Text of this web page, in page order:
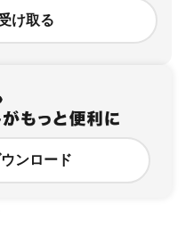
け取る
ンロード